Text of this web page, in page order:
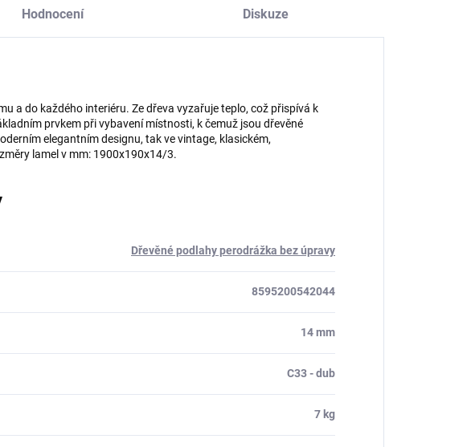
Hodnocení Diskuze
a do každého interiéru. Ze dřeva vyzařuje teplo, což přispívá k
prvkem při vybavení místnosti, k čemuž jsou dřevěné
elegantním designu, tak ve vintage, klasickém,
lamel v mm: 1900x190x14/3.
Dřevěné podlahy perodrážka bez úpravy
8595200542044
14 mm
C33 - dub
7 kg